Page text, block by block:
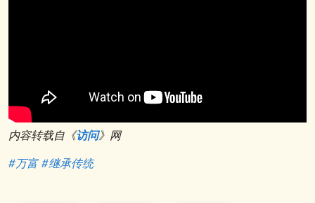
内容转载自《访问》网
#万富 #继承传统